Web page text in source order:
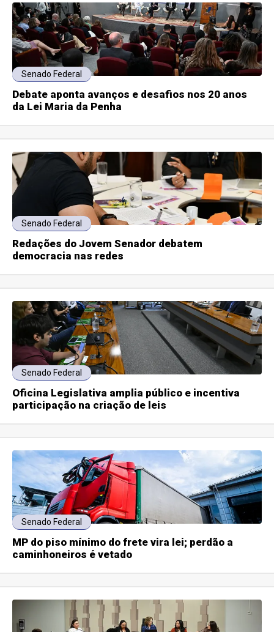
Senado Federal
Debate aponta avanços e desafios nos 20 anos
da Lei Maria da Penha
Senado Federal
Redações do Jovem Senador debatem
democracia nas redes
Senado Federal
Oficina Legislativa amplia público e incentiva
participação na criação de leis
Senado Federal
MP do piso mínimo do frete vira lei; perdão a
caminhoneiros é vetado